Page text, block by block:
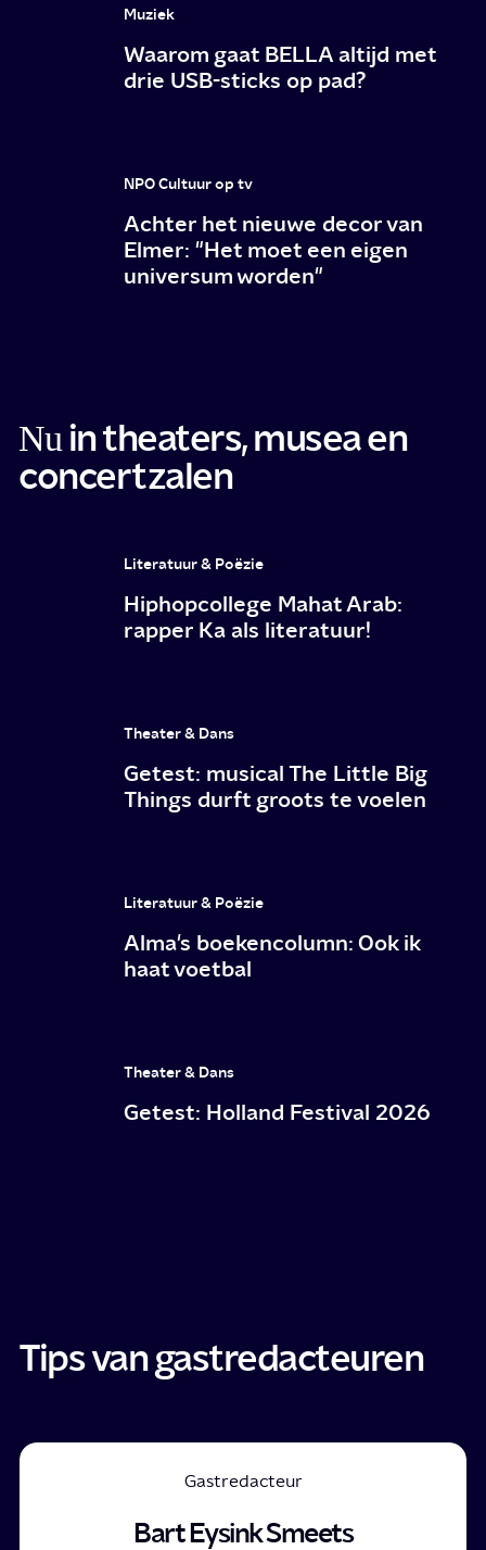
Muziek
Waarom gaat BELLA altijd met
drie USB-sticks op pad?
NPO Cultuur op tv
Achter het nieuwe decor van
Elmer: "Het moet een eigen
universum worden"
Nuin theaters, musea en
concertzalen
Literatuur & Poëzie
Hiphopcollege Mahat Arab:
rapper Ka als literatuur!
Theater & Dans
Getest: musical The Little Big
Things durft groots te voelen
Literatuur & Poëzie
Alma's boekencolumn: Ook ik
haat voetbal
Theater & Dans
Getest: Holland Festival 2026
Tips van gastredacteuren
Gastredacteur
Bart Eysink Smeets